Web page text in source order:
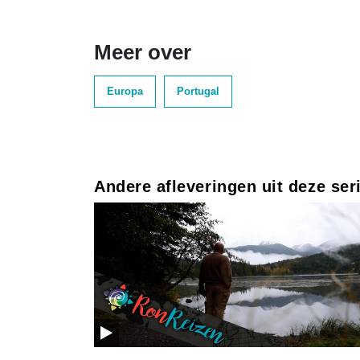
Meer over
Europa Portugal
Andere afleveringen uit deze